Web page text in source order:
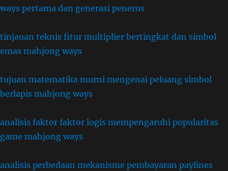
ways pertama dan generasi penerus
tinjauan teknis fitur multiplier bertingkat dan simbol
emas mahjong ways
tujuan matematika murni mengenai peluang simbol
berlapis mahjong ways
analisis faktor faktor logis mempengaruhi popularitas
game mahjong ways
analisis perbedaan mekanisme pembayaran paylines